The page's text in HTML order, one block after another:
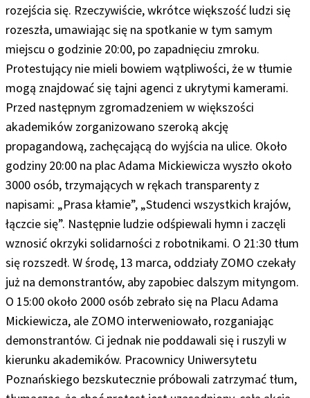
rozejścia się. Rzeczywiście, wkrótce większość ludzi się
rozeszła, umawiając się na spotkanie w tym samym
miejscu o godzinie 20:00, po zapadnięciu zmroku.
Protestujący nie mieli bowiem wątpliwości, że w tłumie
mogą znajdować się tajni agenci z ukrytymi kamerami.
Przed następnym zgromadzeniem w większości
akademików zorganizowano szeroką akcję
propagandową, zachęcającą do wyjścia na ulice. Około
godziny 20:00 na plac Adama Mickiewicza wyszło około
3000 osób, trzymających w rękach transparenty z
napisami: „Prasa kłamie”, „Studenci wszystkich krajów,
łączcie się”. Następnie ludzie odśpiewali hymn i zaczęli
wznosić okrzyki solidarności z robotnikami. O 21:30 tłum
się rozszedł. W środę, 13 marca, oddziały ZOMO czekały
już na demonstrantów, aby zapobiec dalszym mityngom.
O 15:00 około 2000 osób zebrało się na Placu Adama
Mickiewicza, ale ZOMO interweniowało, rozganiając
demonstrantów. Ci jednak nie poddawali się i ruszyli w
kierunku akademików. Pracownicy Uniwersytetu
Poznańskiego bezskutecznie próbowali zatrzymać tłum,